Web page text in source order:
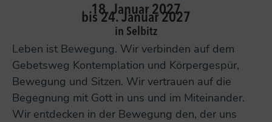
18. Januar 2027
bis 24. Januar 2027
in Selbitz
Leben ist Bewegung. Wir verbinden auf dem
Gebetsweg Kontemplation und Körpergespür,
Bewegung und Sitzen. Wir vertrauen auf die
Begegnung mit Gott in uns und im Miteinander.
Wir entdecken in der Bewegung den, der uns